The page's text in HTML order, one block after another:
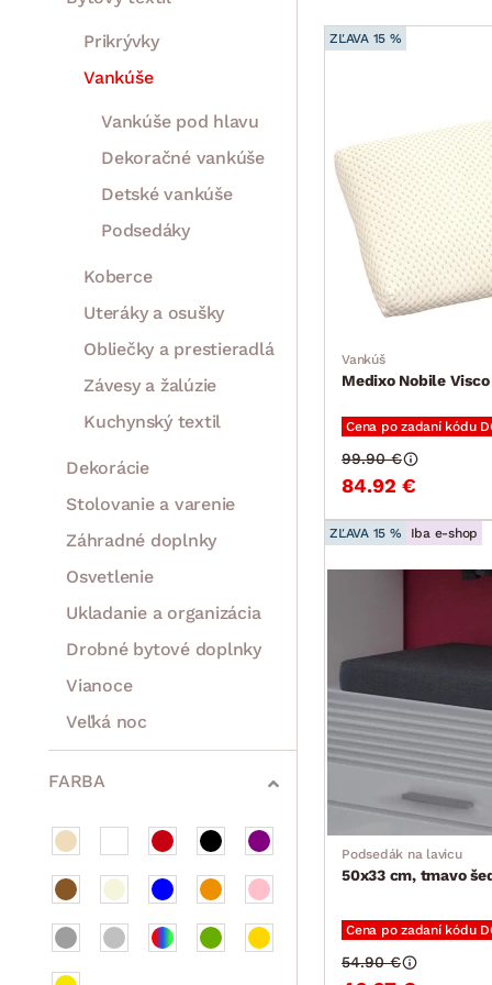
Prikrývky
Vankúše
Vankúše pod hlavu
Dekoračné vankúše
Detské vankúše
Podsedáky
Koberce
Uteráky a osušky
Obliečky a prestieradlá
Závesy a žalúzie
Kuchynský textil
Dekorácie
Stolovanie a varenie
Záhradné doplnky
Osvetlenie
Ukladanie a organizácia
Drobné bytové doplnky
Vianoce
Veľká noc
Sedacie súpravy a pohovky
Zostavy a steny
Drobný nábytok
Spotrebiče
FARBA
ZĽAVA 15 %
Vankúš
Medixo Nobile
Cena po zadaní kódu
84.92 €
99.90 €
ZĽAVA 15 % Iba e-shop
Podsedák na lavicu
50x33 cm, tmavo
Cena po zadaní kódu
54.90 €